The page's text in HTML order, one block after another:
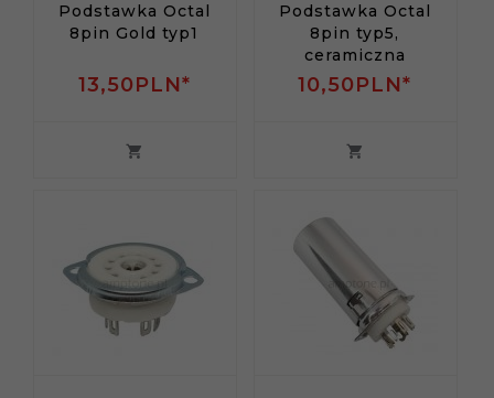
Podstawka Octal
8pin Gold typ1
13,50PLN*
Podstawka Octal
8pin typ5,
ceramiczna
10,50PLN*